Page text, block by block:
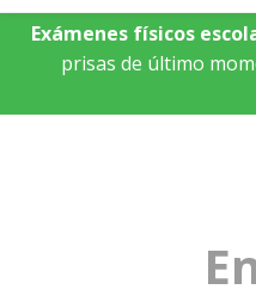
Exámenes físicos
prisas de último